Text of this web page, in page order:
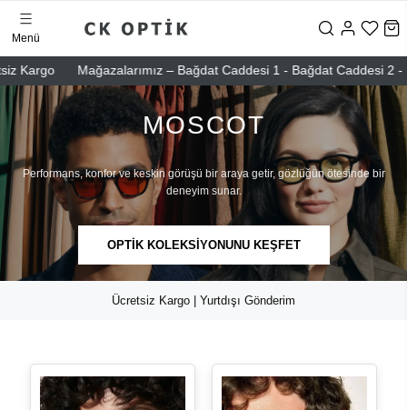
Mağazalarımız – Bağdat Caddesi 1 - Bağdat Caddesi 2 -
Menü
MOSCOT
Performans, konfor ve keskin görüşü bir araya getir, gözlüğün ötesinde bir
deneyim sunar.
OPTİK KOLEKSİYONUNU KEŞFET
Ücretsiz Kargo | Yurtdışı Gönderim